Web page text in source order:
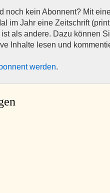
noch kein Abonnent? Mit
im Jahr eine Zeitschrift
als andere. Dazu können
Inhalte lesen und
werden.